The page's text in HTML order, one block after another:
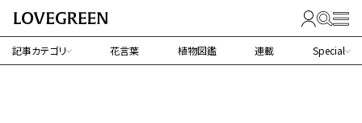
記事カテゴリ 花言葉 植物図鑑 連載 Special